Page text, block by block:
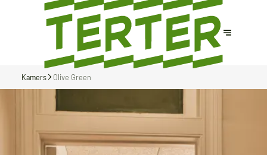
Kamers Olive Green